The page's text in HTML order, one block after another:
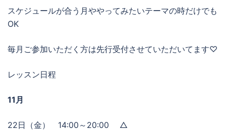
スケジュールが合う月ややってみたいテーマの時だけでも
OK
毎月ご参加いただく方は先行受付させていただいてます♡
レッスン日程
11月
22日（金） 14:00～20:00 △